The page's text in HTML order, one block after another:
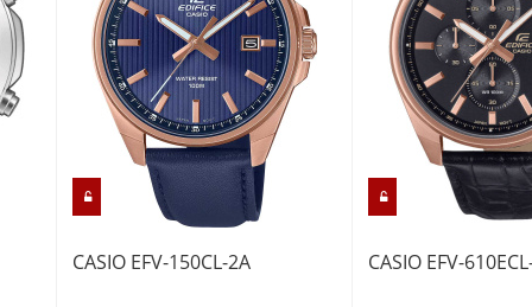
CASIO EFV-150CL-2A CASIO EFV-